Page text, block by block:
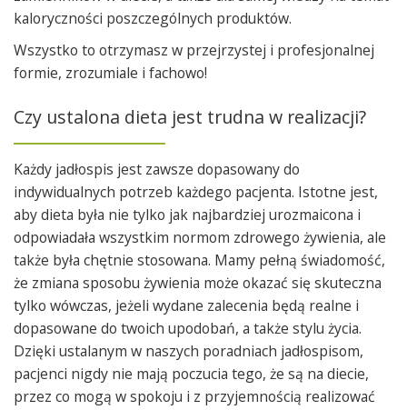
kaloryczności poszczególnych produktów.
Wszystko to otrzymasz w przejrzystej i profesjonalnej
formie, zrozumiale i fachowo!
Czy ustalona dieta jest trudna w realizacji?
Każdy jadłospis jest zawsze dopasowany do
indywidualnych potrzeb każdego pacjenta. Istotne jest,
aby dieta była nie tylko jak najbardziej urozmaicona i
odpowiadała wszystkim normom zdrowego żywienia, ale
także była chętnie stosowana. Mamy pełną świadomość,
że zmiana sposobu żywienia może okazać się skuteczna
tylko wówczas, jeżeli wydane zalecenia będą realne i
dopasowane do twoich upodobań, a także stylu życia.
Dzięki ustalanym w naszych poradniach jadłospisom,
pacjenci nigdy nie mają poczucia tego, że są na diecie,
przez co mogą w spokoju i z przyjemnością realizować